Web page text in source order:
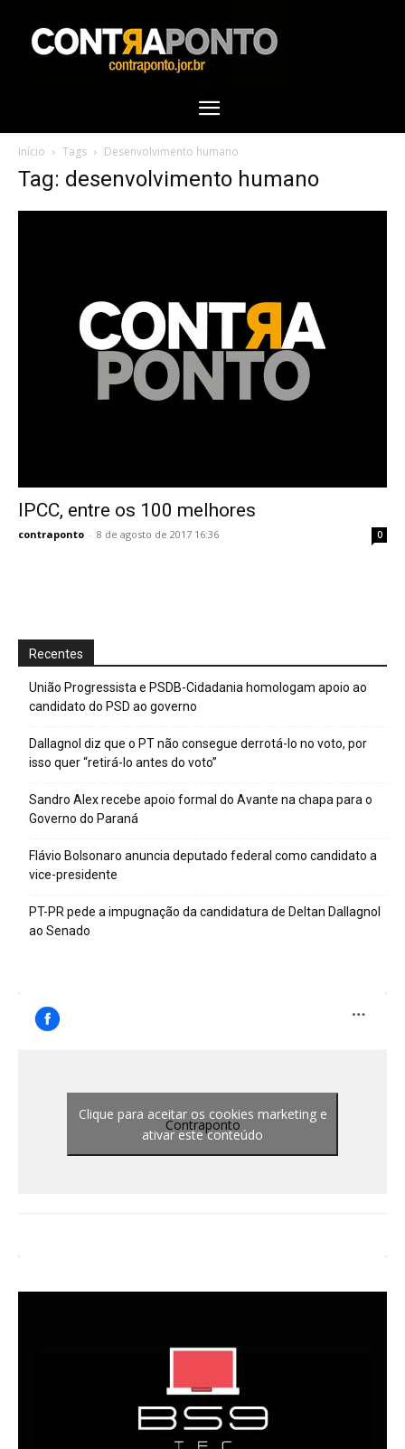
Início Tags Desenvolvimento humano
Tag: desenvolvimento humano
IPCC, entre os 100 melhores
contraponto - 8 de agosto de 2017 16:36 0
Recentes
União Progressista e PSDB-Cidadania homologam apoio ao
candidato do PSD ao governo
Dallagnol diz que o PT não consegue derrotá-lo no voto, por
isso quer “retirá-lo antes do voto”
Sandro Alex recebe apoio formal do Avante na chapa para o
Governo do Paraná
Flávio Bolsonaro anuncia deputado federal como candidato a
vice-presidente
PT-PR pede a impugnação da candidatura de Deltan Dallagnol
ao Senado
Contraponto
Clique para aceitar os cookies marketing e
ativar este conteúdo